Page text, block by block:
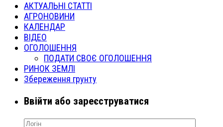
АКТУАЛЬНІ СТАТТІ
АГРОНОВИНИ
КАЛЕНДАР
ВІДЕО
ОГОЛОШЕННЯ
ПОДАТИ СВОЄ ОГОЛОШЕННЯ
РИНОК ЗЕМЛІ
Збереження грунту
Ввійти або зареєструватися